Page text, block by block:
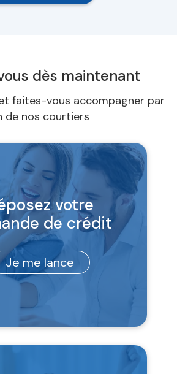
dès maintenant
faites-vous accompagner par
de nos courtiers
votre
de crédit
Je me lance